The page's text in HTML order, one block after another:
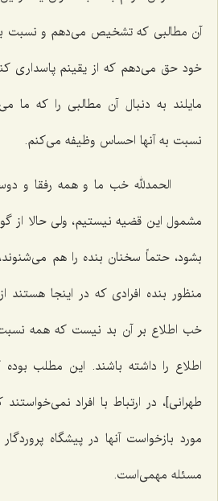
آن مطالبی كه تشخیص می‌دهم و نسبت
خود حق می‌دهم كه از یقینم پاسداری
مایلند به دنبال آن مطالبی را كه ما
نسبت به آنها احساس وظیفه می‌كنم.
الحمدلله خب ما و همه رفقا و
مشمول این قضیه نیستیم، ولی حالا از
بشود، حتماً سخنان بنده را هم
منظور بنده افرادی كه در اینجا هستند
خب اطلاع بر آن بد نیست كه همه نسبت
اطلاع را داشته باشند. این مطلب
طهرانی]، در ارتباط با افراد
مورد بازخواست آنها در پیشگاه
مسئله مهمی‌است.